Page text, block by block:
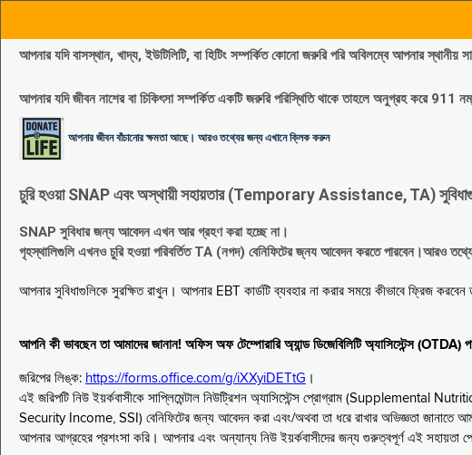
আপনার যদি বাসস্থান, খাদ্য, ইউটিলিটি, বা হিটিং সম্পর্কিত কোনো জরুরি পরি অবিলম্বে আপনার
আপনার যদি জীবন নাশের বা চিকিৎসা সম্পর্কিত একটি জরুরি পরিস্থিতি থাকে তাহলে অনুগ্রহ করে 911
আপনার জীবন বাঁচানোর ক্ষমতা আছে। আরও তথ্যের জন্য এখানে ক্লিক করুন
চুরি হওয়া SNAP এবং অস্থায়ী সহায়তার (Temporary Assistance, TA)
SNAP সুবিধার জন্য আবেদন এখন আর গ্রহণ করা হচ্ছে না।
গৃহস্থালিগুলি এখনও চুরি হওয়া পরিবর্তিত TA (নগদ) বেনিফিটের জ্নয আবেদন করতে পারবেন।আরও
আপনার সুবিধাগুলিকে সুরক্ষিত রাখুন। আপনার EBT কার্ডটি ব্যবহার না করার সময়ে কীভাবে ফ্রিজ করবেন
আপনি কী ভাবছেন তা আমাদের জানান! অফিস অফ টেম্পোরারি অ্যান্ড ডিজেবিলিটি অ্যাসিস্টেন্স
জরিপের লিঙ্ক: https://forms.office.com/g/iXXyiDETtG ।
এই জরিপটি নিউ ইয়র্কবাসীকে সাপ্লিমেন্টাল নিউট্রিশন অ্যাসিস্টেন্স প্রোগ্রাম
Security Income, SSI) বেনিফিটের জন্য আবেদন করা এবং/অথবা তা ধরে রাখার অভিজ্ঞতা জানাতে
আপনার আগ্রহের প্রশংসা করি। আপনার এবং অন্যান্য নিউ ইয়র্কবাসীদের জন্য গুরুত্বপূর্ণ এই সহায়তা